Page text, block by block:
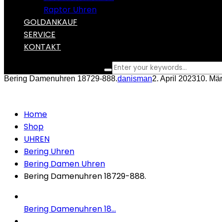
Raptor Uhren
GOLDANKAUF
SERVICE
KONTAKT
Bering Damenuhren 18729-888.danisman2. April 202310.
Home
Shop
UHREN
Bering Uhren
Bering Damen Uhren
Bering Damenuhren 18729-888.
Bering Damenuhren 18...